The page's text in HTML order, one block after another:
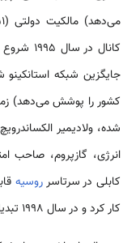
کانال
کشور را پوشش می‌دهد)
شده، ولادیمیر
کابلی در سرتاسرروسیه
کار کرد و در سال 1998 تبدیل به «شرکتی برای تمام روس‌ها» شد.